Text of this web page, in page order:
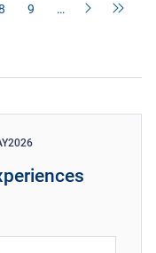
9 …
2026